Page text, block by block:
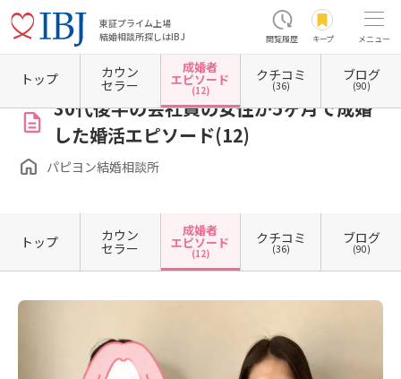
東証プライム上場
結婚相談所探しはIBJ
閲覧履歴 キープ メニュー
ホーム 山梨県の結婚相談所 パピヨン結婚相談所 成婚者エピソード一覧 成婚者エピ
30代後半の会社員の女性が5ヶ月で成婚
した婚活エピソード(12)
パピヨン結婚相談所
トップ カウン
セラー
成婚者
エピソード
(12)
クチコミ
(36)
ブログ
(90)
トップ カウン
セラー
成婚者
エピソード
(12)
クチコミ
(36)
ブログ
(90)